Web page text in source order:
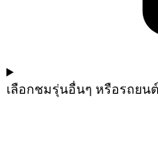
เลือกชมรุ่นอื่นๆ หรือรถยนต์